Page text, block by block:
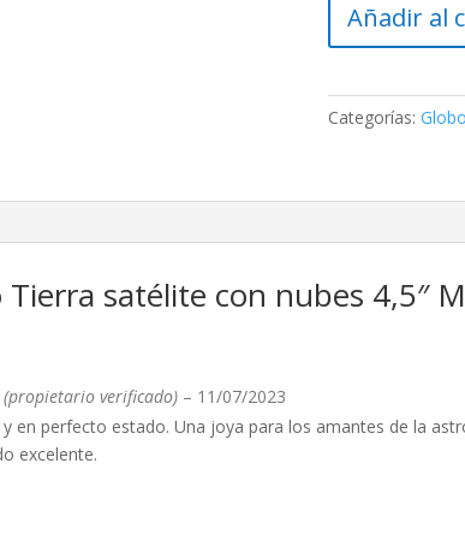
Tierra
satélite
nubes
Añadir al
Categorías:
Tierra satélite con nubes 4,5″
(propietario verificado) – 11/07/2023
en perfecto estado. Una joya para los amantes de la
excelente.